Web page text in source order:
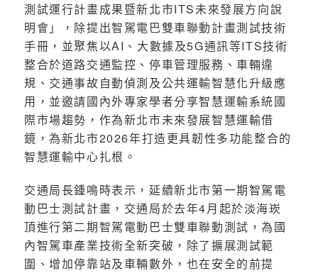
測試運行計畫成果暨新北市ITS未來發展方向說
明會」，除提出智駕電巴雙車聯動計畫測試技術
手冊，並聚焦以AI、大數據及5G通訊等ITS技術
整合於道路交通監控、停車管理服務、車輛違
規、交通事故自動偵測及公共運輸智慧化升級應
用，並邀請國內外專家學者分享智慧運輸系統國
際市場趨勢，作為新北市未來發展智慧運輸借
鏡，為新北市2026年打造更具韌性多功能整合的
智慧運輸中心扎根。
交通局長鍾鳴時表示，延續新北市第一期智駕電
動巴士測試計畫，交通局於去年4月起於淡海崁
頂進行第二期智駕電動巴士雙車聯動測試，為國
內智駕車產業技術全新突破，除了擴展測試範
圍、增加停靠站及車輛數外，也在安全的前提